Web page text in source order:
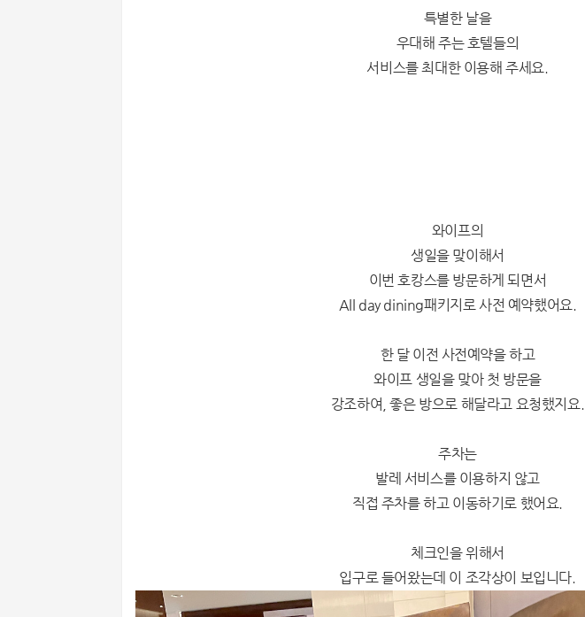
특별한 날을
우대해 주는 호텔들의
서비스를 최대한 이용해 주세요.
와이프의
생일을 맞이해서
이번 호캉스를 방문하게 되면서
All day dining패키지로 사전 예약했어요.
한 달 이전 사전예약을 하고
와이프 생일을 맞아 첫 방문을
강조하여, 좋은 방으로 해달라고 요청했지요.
주차는
발레 서비스를 이용하지 않고
직접 주차를 하고 이동하기로 했어요.
체크인을 위해서
입구로 들어왔는데 이 조각상이 보입니다.